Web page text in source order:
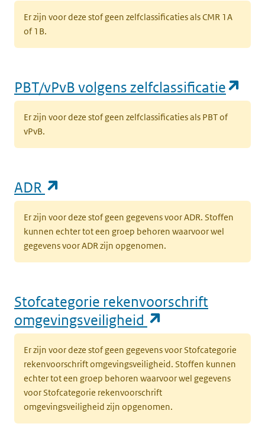
Er zijn voor deze stof geen zelfclassificaties als CMR 1A
of 1B.
PBT/vPvB volgens zelfclassificatie
Er zijn voor deze stof geen zelfclassificaties als PBT of
vPvB.
ADR
Er zijn voor deze stof geen gegevens voor ADR. Stoffen
kunnen echter tot een groep behoren waarvoor wel
gegevens voor ADR zijn opgenomen.
Stofcategorie rekenvoorschrift
omgevingsveiligheid
Er zijn voor deze stof geen gegevens voor Stofcategorie
rekenvoorschrift omgevingsveiligheid. Stoffen kunnen
echter tot een groep behoren waarvoor wel gegevens
voor Stofcategorie rekenvoorschrift
omgevingsveiligheid zijn opgenomen.